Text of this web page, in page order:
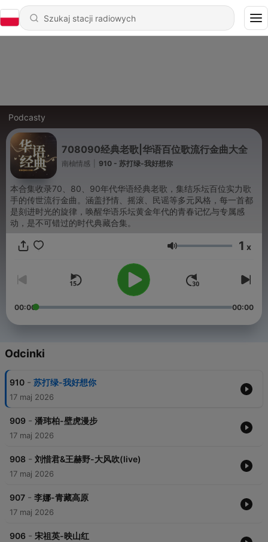
Podcasty
708090经典老歌|华语百位歌流行金曲大全
南柚情感 910 - 苏打绿-我好想你
本合集收录70、80、90年代华语经典老歌，集结乐坛百位实力歌
手的传世流行金曲。涵盖抒情、摇滚、民谣等多元风格，每一首都
是刻进时光的旋律，唤醒华语乐坛黄金年代的青春记忆与专属感
动，是不可错过的时代典藏合集。
Głośność 1 x
00:00 00:00
Odcinki
910 - 苏打绿-我好想你
17 maj 2026
909 - 潘玮柏-壁虎漫步
17 maj 2026
908 - 刘惜君&王赫野-大风吹(live)
17 maj 2026
907 - 李娜-青藏高原
17 maj 2026
906 - 宋祖英-映山红